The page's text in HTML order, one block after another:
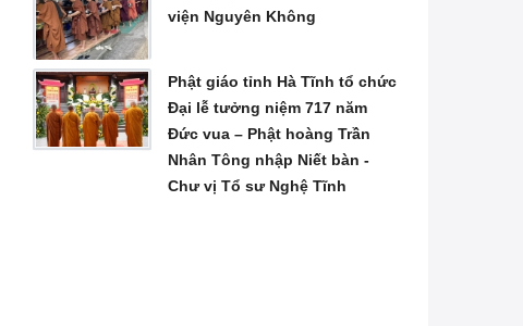
viện Nguyên Không
Phật giáo tỉnh Hà Tĩnh tổ chức
Đại lễ tưởng niệm 717 năm
Đức vua – Phật hoàng Trần
Nhân Tông nhập Niết bàn -
Chư vị Tổ sư Nghệ Tĩnh